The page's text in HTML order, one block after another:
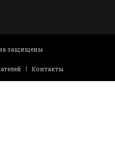
защищены
Контакты